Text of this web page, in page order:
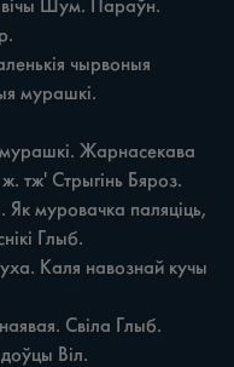
Шум. Параўн.
мурашкі.
тж' Стрыгінь Бяроз.
Глыб.
Віл.